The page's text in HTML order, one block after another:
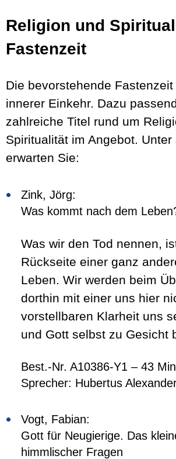
Religion und
Fastenzeit
Die bevorstehende
innerer Einkehr. Dazu
zahlreiche Titel rund um
Spiritualität im Angebot. Unter
erwarten Sie:
Zink, Jörg:
Was kommt nach dem
Was wir den Tod nennen,
Rückseite einer ganz
Leben. Wir werden beim
dorthin mit einer uns hier
vorstellbaren Klarheit uns
und Gott selbst zu Gesicht
Best.-Nr. A10386-Y1 – 43
Sprecher: Hubertus
Vogt, Fabian:
Gott für Neugierige. Das
himmlischer Fragen